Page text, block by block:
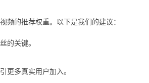
的推荐权重。以下是我们的建议：
的关键。
更多真实用户加入。